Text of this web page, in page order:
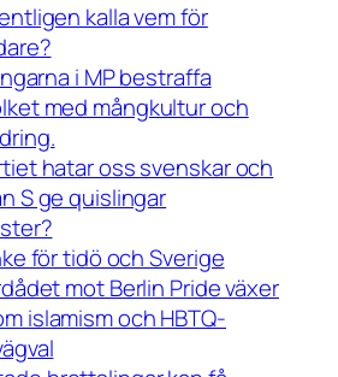
kalla vem för
i MP bestraffa
med mångkultur och
hatar oss svenskar och
S ge quislingar
för tidö och Sverige
mot Berlin Pride växer
islamism och HBTQ-